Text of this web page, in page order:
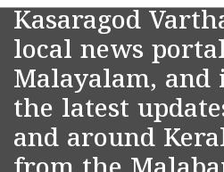
Kasaragod
local news
Malayalam,
the latest
and around